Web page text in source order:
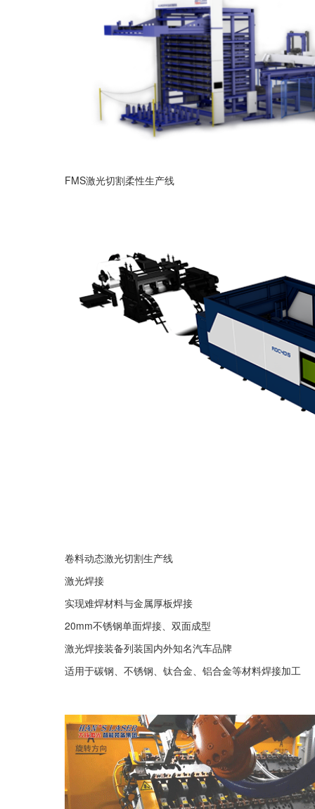
FMS激光切割柔性生产线
卷料动态激光切割生产线
激光焊接
实现难焊材料与金属厚板焊接
20mm不锈钢单面焊接、双面成型
激光焊接装备列装国内外知名汽车品牌
适用于碳钢、不锈钢、钛合金、铝合金等材料焊接加工